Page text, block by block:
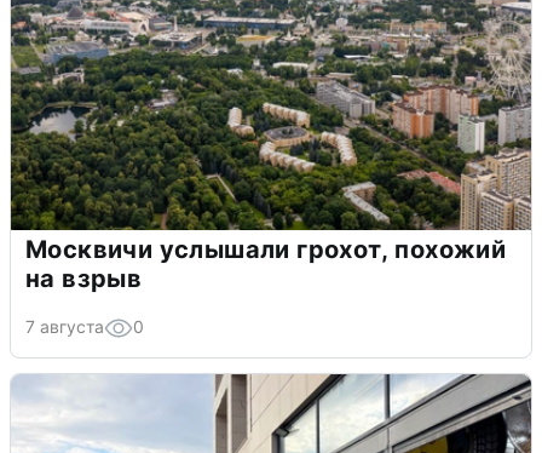
Москвичи услышали грохот, похожий
на взрыв
7 августа 0